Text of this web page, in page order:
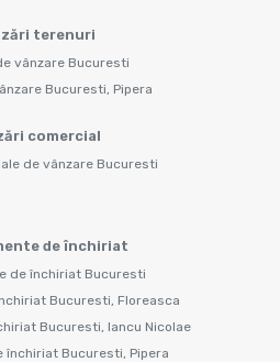
terenuri
vânzare Bucuresti
Bucuresti, Pipera
comercial
de vânzare Bucuresti
de închiriat
de închiriat Bucuresti
Bucuresti, Floreasca
Bucuresti, Iancu Nicolae
închiriat Bucuresti, Pipera